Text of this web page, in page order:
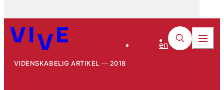
en
VIDENSKABELIG ARTIKEL 2018